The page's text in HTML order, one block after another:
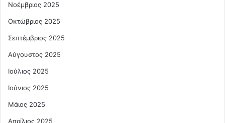
Νοέμβριος 2025
Οκτώβριος 2025
Σεπτέμβριος 2025
Αύγουστος 2025
Ιούλιος 2025
Ιούνιος 2025
Μάιος 2025
Απρίλιος 2025